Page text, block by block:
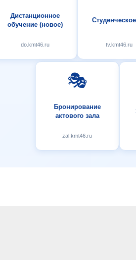
Дистанционное
обучение (новое)
do.kmt46.ru tv.kmt46.ru
🎭
Бронирование
актового зала
zal.kmt46.ru